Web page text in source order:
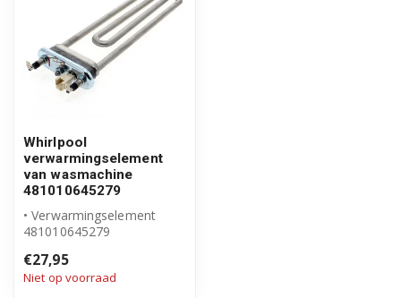
Whirlpool
verwarmingselement
van wasmachine
481010645279
• Verwarmingselement
481010645279
product
• 230V 2050W
€27,95
Niet op voorraad